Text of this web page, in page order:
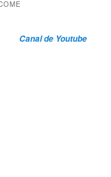
Canal de Youtube